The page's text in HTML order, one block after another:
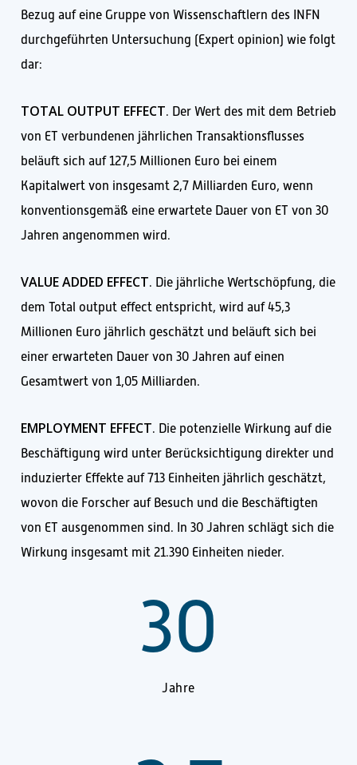
Bezug auf eine Gruppe von Wissenschaftlern des INFN
durchgeführten Untersuchung (Expert opinion) wie folgt
dar:
TOTAL OUTPUT EFFECT. Der Wert des mit dem Betrieb
von ET verbundenen jährlichen Transaktionsflusses
beläuft sich auf 127,5 Millionen Euro bei einem
Kapitalwert von insgesamt 2,7 Milliarden Euro, wenn
konventionsgemäß eine erwartete Dauer von ET von 30
Jahren angenommen wird.
VALUE ADDED EFFECT. Die jährliche Wertschöpfung, die
dem Total output effect entspricht, wird auf 45,3
Millionen Euro jährlich geschätzt und beläuft sich bei
einer erwarteten Dauer von 30 Jahren auf einen
Gesamtwert von 1,05 Milliarden.
EMPLOYMENT EFFECT. Die potenzielle Wirkung auf die
Beschäftigung wird unter Berücksichtigung direkter und
induzierter Effekte auf 713 Einheiten jährlich geschätzt,
wovon die Forscher auf Besuch und die Beschäftigten
von ET ausgenommen sind. In 30 Jahren schlägt sich die
Wirkung insgesamt mit 21.390 Einheiten nieder.
30
Jahre